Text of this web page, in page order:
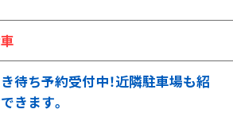
待ち予約受付中！近隣駐車場も紹
きます。